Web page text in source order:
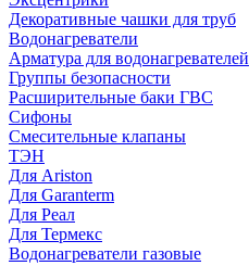
Декоративные чашки для труб
Водонагреватели
Арматура для водонагревателей
Группы безопасности
Расширительные баки ГВС
Сифоны
Смесительные клапаны
ТЭН
Для Ariston
Для Garanterm
Для Реал
Для Термекс
Водонагреватели газовые